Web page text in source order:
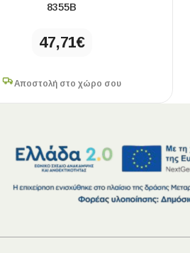
8355B
47,71€
Αποστολή στο χώρο σου